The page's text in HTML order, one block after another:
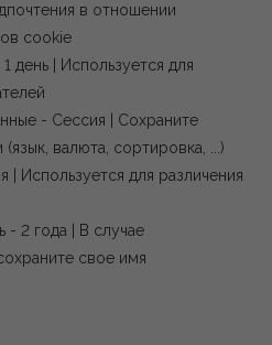
в отношении
cookie
день | Используется для
- Сессия | Сохраните
валюта, сортировка, ...)
Используется для различения
- 2 года | В случае
свое имя